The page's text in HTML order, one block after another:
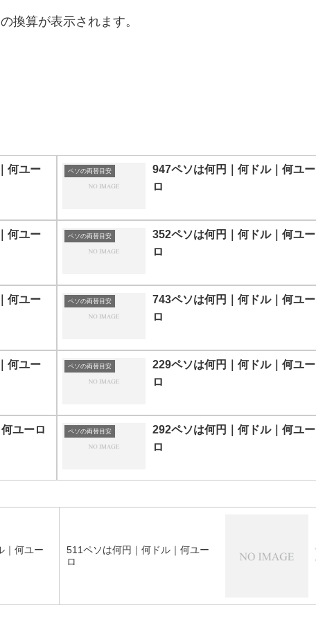
換算が表示されます。
何ユー
ペソの両替目安
947ペソは何円｜何ドル｜何ユー
ロ
何ユー
ペソの両替目安
352ペソは何円｜何ドル｜何ユー
ロ
何ユー
ペソの両替目安
743ペソは何円｜何ドル｜何ユー
ロ
何ユー
ペソの両替目安
229ペソは何円｜何ドル｜何ユー
ロ
ユーロ ペソの両替目安
292ペソは何円｜何ドル｜何ユー
ロ
｜何ユー
511ペソは何円｜何ドル｜何ユー
ロ